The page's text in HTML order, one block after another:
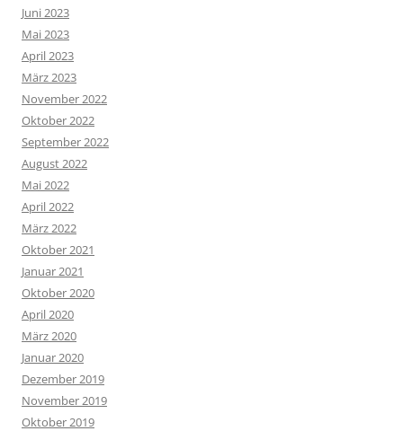
Juni 2023
Mai 2023
April 2023
März 2023
November 2022
Oktober 2022
September 2022
August 2022
Mai 2022
April 2022
März 2022
Oktober 2021
Januar 2021
Oktober 2020
April 2020
März 2020
Januar 2020
Dezember 2019
November 2019
Oktober 2019